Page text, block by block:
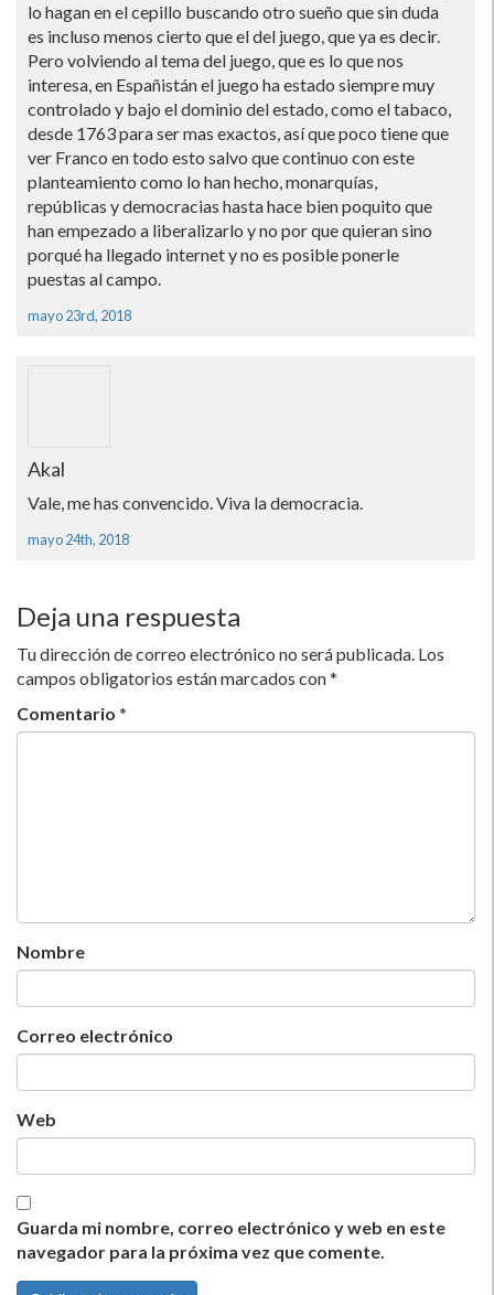
lo hagan en el cepillo buscando otro sueño que sin duda
es incluso menos cierto que el del juego, que ya es decir.
Pero volviendo al tema del juego, que es lo que nos
interesa, en Españistán el juego ha estado siempre muy
controlado y bajo el dominio del estado, como el tabaco,
desde 1763 para ser mas exactos, así­ que poco tiene que
ver Franco en todo esto salvo que continuo con este
planteamiento como lo han hecho, monarquí­as,
repúblicas y democracias hasta hace bien poquito que
han empezado a liberalizarlo y no por que quieran sino
porqué ha llegado internet y no es posible ponerle
puestas al campo.
mayo 23rd, 2018
Akal
Vale, me has convencido. Viva la democracia.
mayo 24th, 2018
Deja una respuesta
Tu dirección de correo electrónico no será publicada. Los
campos obligatorios están marcados con*
Comentario *
Nombre
Correo electrónico
Web
Guarda mi nombre, correo electrónico y web en este
navegador para la próxima vez que comente.